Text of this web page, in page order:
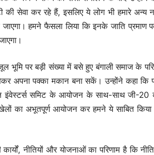
की सेवा कर रहे हैं, इसलिए ये लोग भी हमारे अन्य
हमने फैसला लिया कि इनके जाति प्रमाण
भूमि पर बड़ी संख्या में बसे हुए बंगाली समाज के
अपना पक्का मकान बना सकें। उन्होंने कहा कि
इंवेस्टर्स समिट के आयोजन के साथ-साथ जी-20
का अभूतपूर्ण आयोजन कर हमने ये साबित
नीतियों और योजनाओं का परिणाम है कि